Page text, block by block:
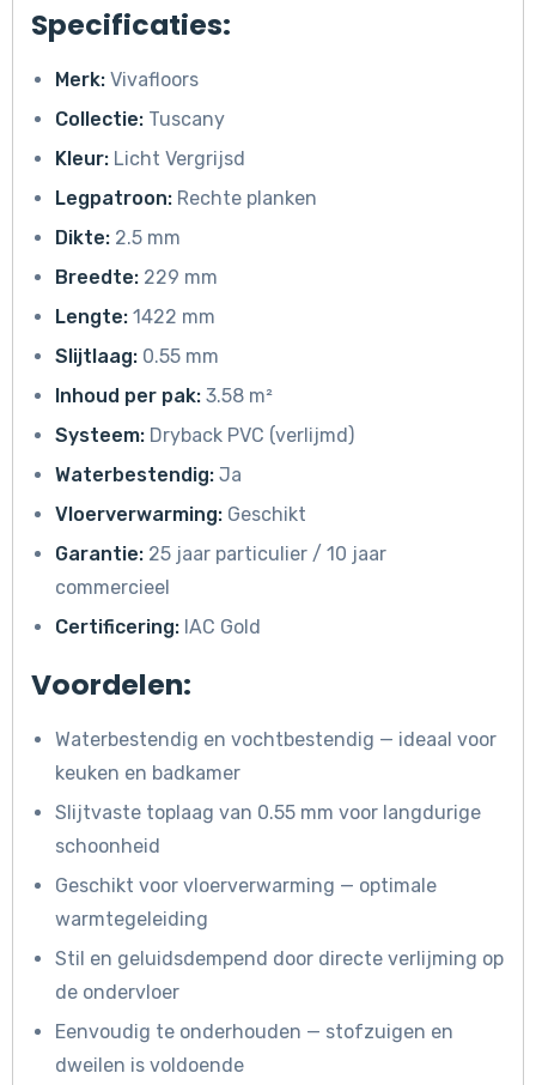
Specificaties:
Merk: Vivafloors
Collectie: Tuscany
Kleur: Licht Vergrijsd
Legpatroon: Rechte planken
Dikte: 2.5 mm
Breedte: 229 mm
Lengte: 1422 mm
Slijtlaag: 0.55 mm
Inhoud per pak: 3.58 m²
Systeem: Dryback PVC (verlijmd)
Waterbestendig: Ja
Vloerverwarming: Geschikt
Garantie: 25 jaar particulier / 10 jaar
commercieel
Certificering: IAC Gold
Voordelen:
Waterbestendig en vochtbestendig — ideaal voor
keuken en badkamer
Slijtvaste toplaag van 0.55 mm voor langdurige
schoonheid
Geschikt voor vloerverwarming — optimale
warmtegeleiding
Stil en geluidsdempend door directe verlijming op
de ondervloer
Eenvoudig te onderhouden — stofzuigen en
dweilen is voldoende